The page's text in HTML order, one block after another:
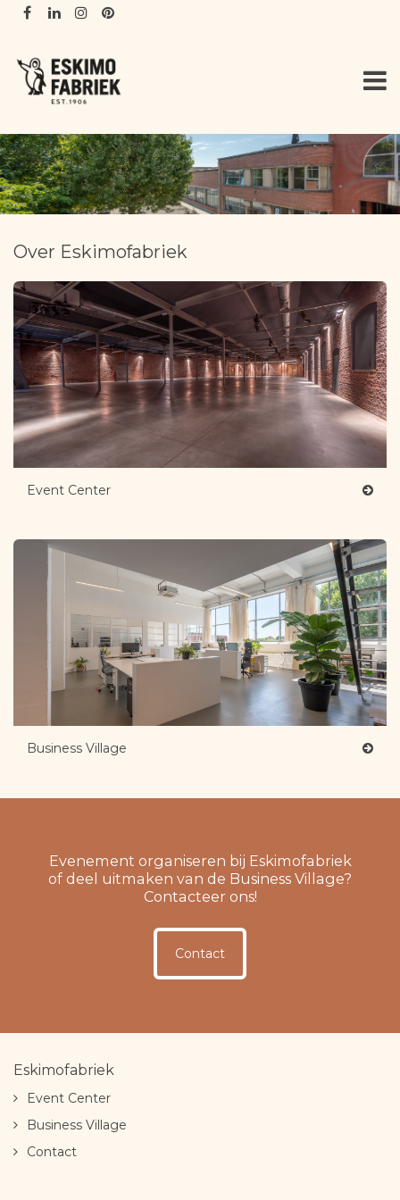
Overslaan en naar de inhoud gaan
Over Eskimofabriek
Event Center
Business Village
Evenement organiseren bij Eskimofabriek
of deel uitmaken van de Business Village?
Contacteer ons!
Contact
Eskimofabriek
Event Center
Business Village
Contact